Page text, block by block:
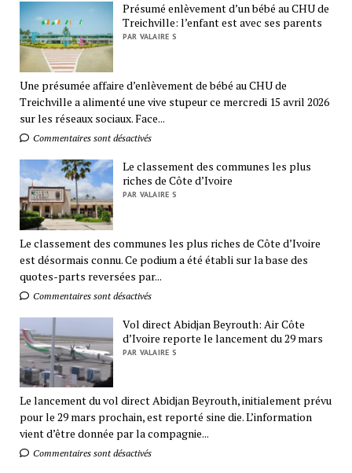
Présumé enlèvement d’un bébé au CHU de
Treichville: l’enfant est avec ses parents
PAR VALAIRE S
Une présumée affaire d’enlèvement de bébé au CHU de
Treichville a alimenté une vive stupeur ce mercredi 15 avril 2026
sur les réseaux sociaux. Face...
Commentaires sont désactivés
Le classement des communes les plus
riches de Côte d’Ivoire
PAR VALAIRE S
Le classement des communes les plus riches de Côte d’Ivoire
est désormais connu. Ce podium a été établi sur la base des
quotes-parts reversées par...
Commentaires sont désactivés
Vol direct Abidjan Beyrouth: Air Côte
d’Ivoire reporte le lancement du 29 mars
PAR VALAIRE S
Le lancement du vol direct Abidjan Beyrouth, initialement prévu
pour le 29 mars prochain, est reporté sine die. L’information
vient d’être donnée par la compagnie...
Commentaires sont désactivés